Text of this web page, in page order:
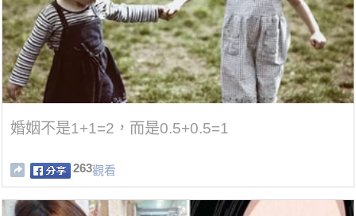
婚姻不是1+1=2，而是0.5+0.5=1
263觀看